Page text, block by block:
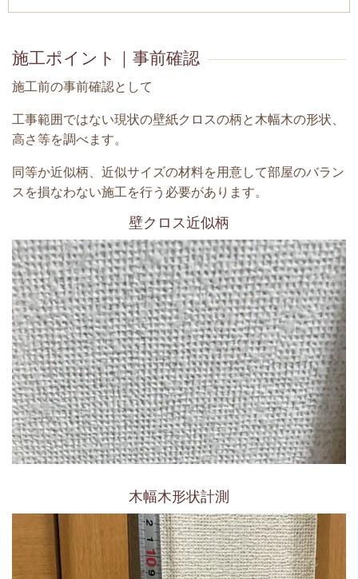
施工ポイント｜事前確認
施工前の事前確認として
工事範囲ではない現状の壁紙クロスの柄と木幅木の形状、
高さ等を調べます。
同等か近似柄、近似サイズの材料を用意して部屋のバラン
スを損なわない施工を行う必要があります。
壁クロス近似柄
木幅木形状計測